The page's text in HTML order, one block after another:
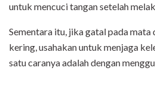
untuk mencuci tangan setelah
Sementara itu, jika gatal pada
kering, usahakan untuk menjaga
satu caranya adalah dengan